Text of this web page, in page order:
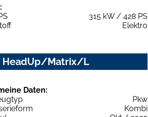
315 kW / 428 PS
Elektro
HeadUp/Matrix/L
Daten:
Pkw
Kombi